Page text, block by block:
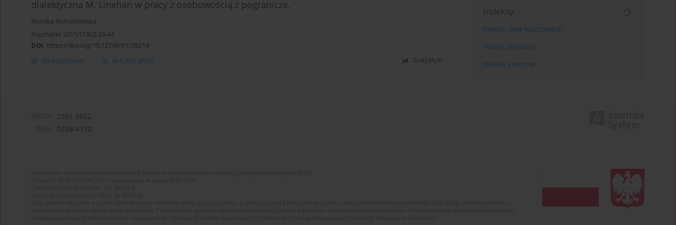
dialektyczna M. Linehan w pracy z osobowością z pogranicza.
Monika Romanowska
Psychoter 2015;173(2):33-44
DOI: https://doi.org/10.12740/PT/39214
Streszczenie Artykuł (PDF) Statystyki
Indeksy
Indeks słów kluczowych
Indeks dziedzin
Indeks autorów
2391-5862
0239-4170